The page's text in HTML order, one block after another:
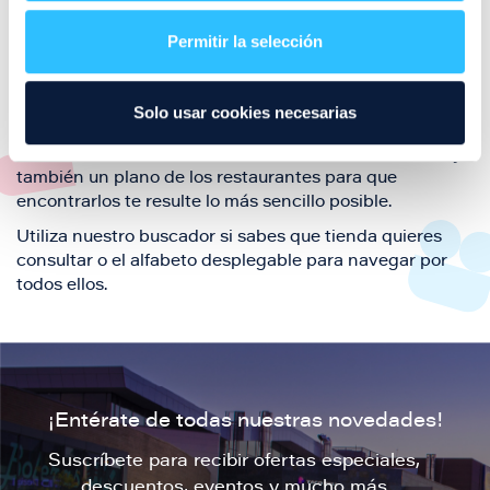
Permitir la selección
Solo usar cookies necesarias
también de nuestra oferta de ocio y shopping durante
tu visita.
El este directorio de restaurantes de Puerto Venecia
también un plano de los restaurantes para que
encontrarlos te resulte lo más sencillo posible.
Utiliza nuestro buscador si sabes que tienda quieres
consultar o el alfabeto desplegable para navegar por
todos ellos.
¡Entérate de todas nuestras novedades!
Suscríbete para recibir ofertas especiales,